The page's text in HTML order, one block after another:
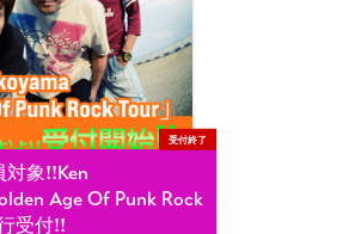
受付終了
対象!!Ken
Age Of Punk Rock
受付!!